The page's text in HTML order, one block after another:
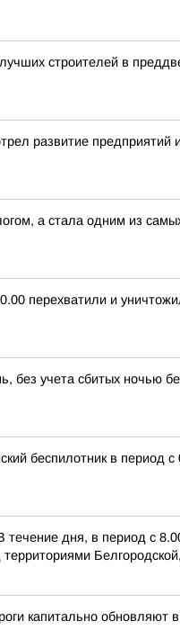
строителей в
развитие предприятий
а стала одним из
перехватили и
без учета сбитых ночью
беспилотник в
дня, в период с
капитально обновляют